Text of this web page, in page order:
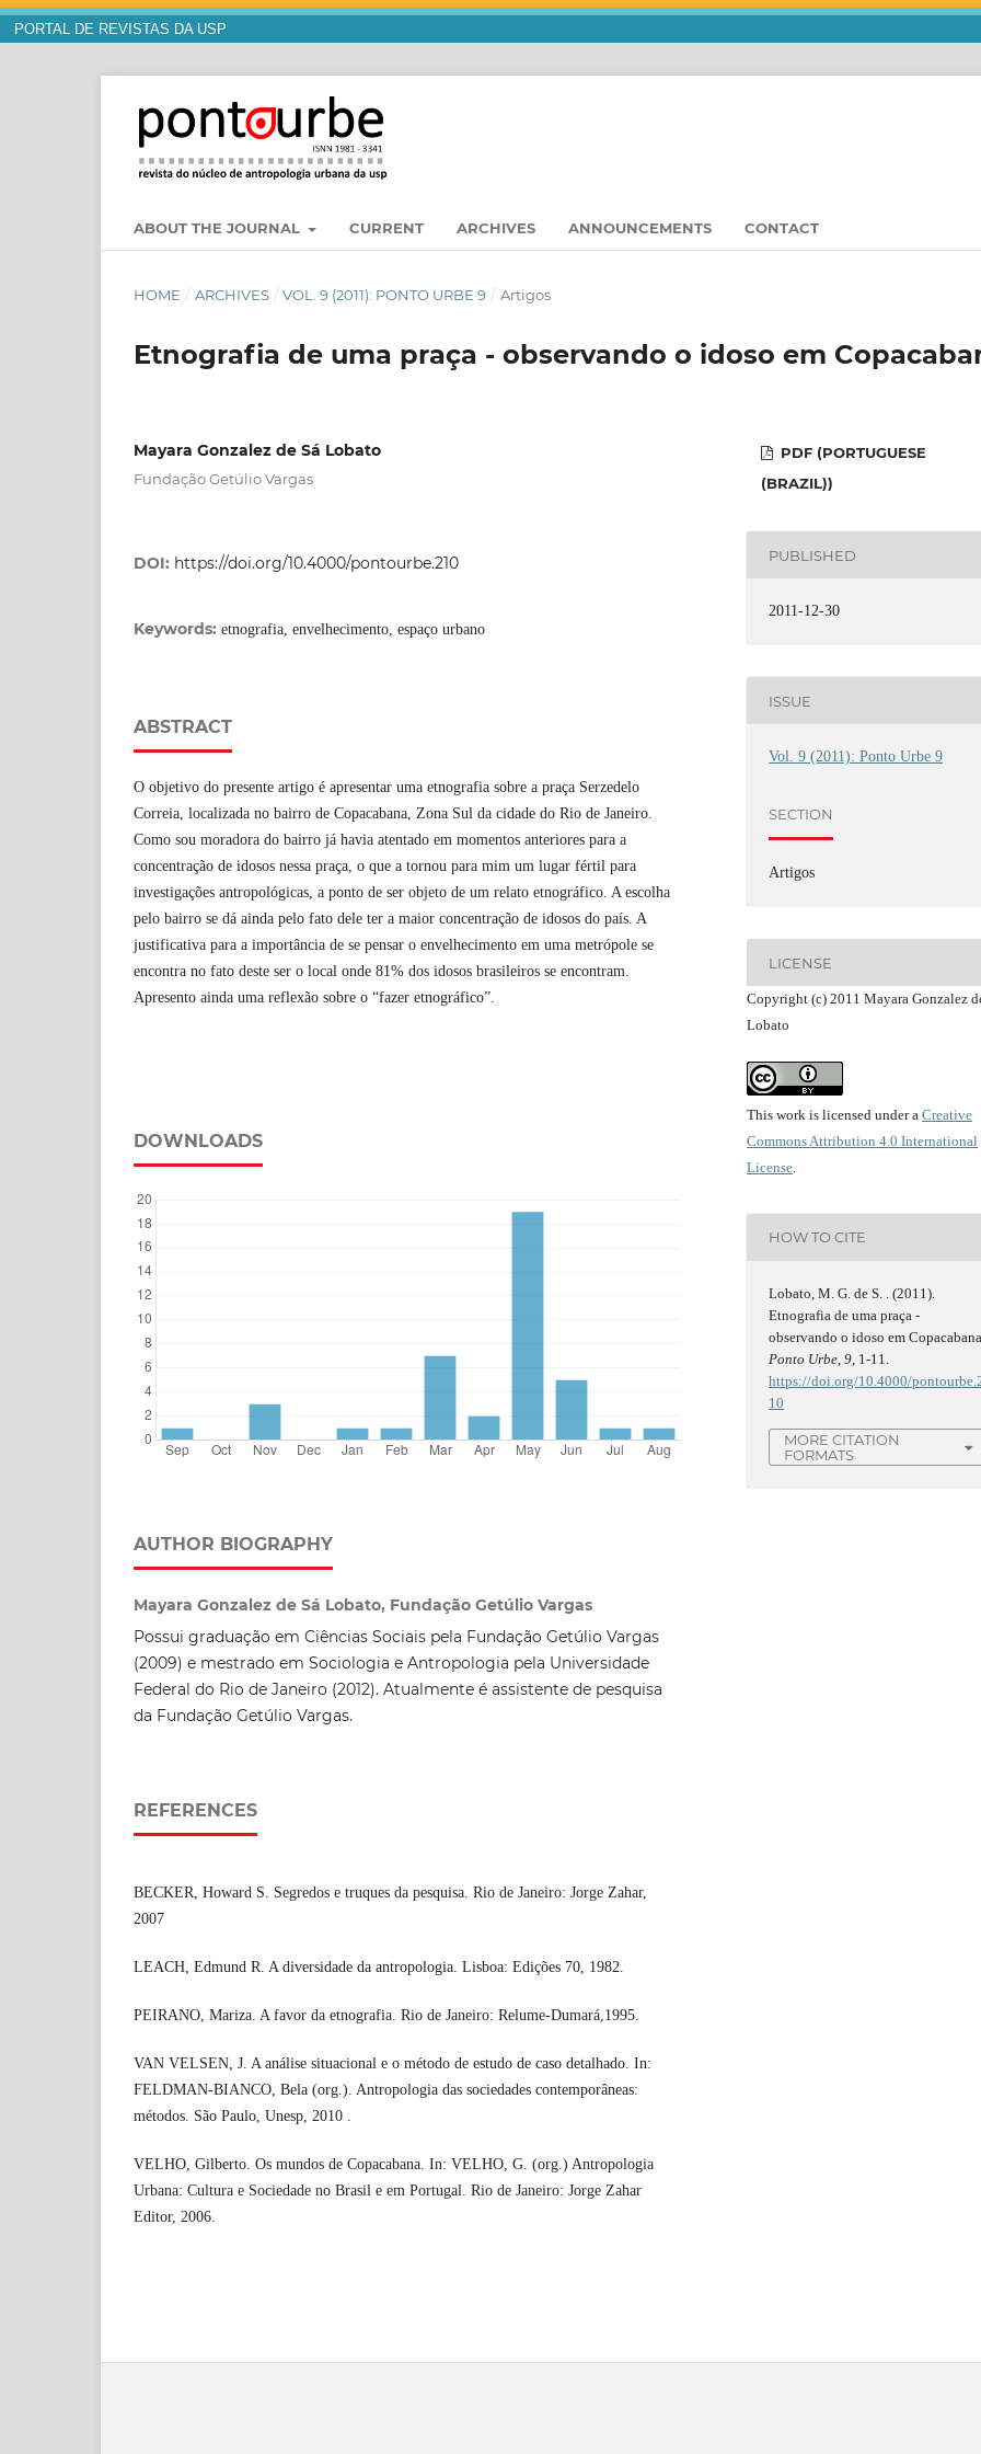
PORTAL DE REVISTAS DA USP
ABOUT THE JOURNAL CURRENT ARCHIVES ANNOUNCEMENTS CONTACT
HOME / ARCHIVES / VOL. 9 (2011): PONTO URBE 9 / Artigos
Etnografia de uma praça - observando o idoso em
Mayara Gonzalez de Sá Lobato
Fundação Getúlio Vargas
DOI: https://doi.org/10.4000/pontourbe.210
Keywords: etnografia, envelhecimento, espaço urbano
ABSTRACT
O objetivo do presente artigo é apresentar uma etnografia sobre a praça Serzedelo
Correia, localizada no bairro de Copacabana, Zona Sul da cidade do Rio de Janeiro.
Como sou moradora do bairro já havia atentado em momentos anteriores para a
concentração de idosos nessa praça, o que a tornou para mim um lugar fértil para
investigações antropológicas, a ponto de ser objeto de um relato etnográfico. A escolha
pelo bairro se dá ainda pelo fato dele ter a maior concentração de idosos do país. A
justificativa para a importância de se pensar o envelhecimento em uma metrópole se
encontra no fato deste ser o local onde 81% dos idosos brasileiros se encontram.
Apresento ainda uma reflexão sobre o “fazer etnográfico”.
DOWNLOADS
AUTHOR BIOGRAPHY
Mayara Gonzalez de Sá Lobato, Fundação Getúlio Vargas
Possui graduação em Ciências Sociais pela Fundação Getúlio Vargas
(2009) e mestrado em Sociologia e Antropologia pela Universidade
Federal do Rio de Janeiro (2012). Atualmente é assistente de pesquisa
da Fundação Getúlio Vargas.
REFERENCES
BECKER, Howard S. Segredos e truques da pesquisa. Rio de Janeiro: Jorge Zahar,
2007
LEACH, Edmund R. A diversidade da antropologia. Lisboa: Edições 70, 1982.
PEIRANO, Mariza. A favor da etnografia. Rio de Janeiro: Relume-Dumará,1995.
VAN VELSEN, J. A análise situacional e o método de estudo de caso detalhado. In:
FELDMAN-BIANCO, Bela (org.). Antropologia das sociedades contemporâneas:
métodos. São Paulo, Unesp, 2010 .
VELHO, Gilberto. Os mundos de Copacabana. In: VELHO, G. (org.) Antropologia
Urbana: Cultura e Sociedade no Brasil e em Portugal. Rio de Janeiro: Jorge Zahar
Editor, 2006.
PDF (PORTUGUESE
(BRAZIL))
PUBLISHED
2011-12-30
ISSUE
Vol. 9 (2011): Ponto Urbe 9
SECTION
Artigos
LICENSE
Copyright (c) 2011 Mayara Gonzalez
Lobato
This work is licensed under a Creative
Commons Attribution 4.0 International
License
HOW TO CITE
Lobato, M. G. de S. . (2011).
Etnografia de uma praça -
observando o idoso em Copacabana.
Ponto Urbe ,9 , 1-11.
https://doi.org/10.4000/
10
MORE CITATION
FORMATS